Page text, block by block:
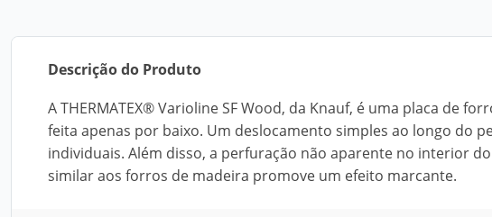
Descrição do Produto
A THERMATEX® Varioline SF Wood, da Knauf, é uma placa de
feita apenas por baixo. Um deslocamento simples ao longo do
individuais. Além disso, a perfuração não aparente no interior
similar aos forros de madeira promove um efeito marcante.